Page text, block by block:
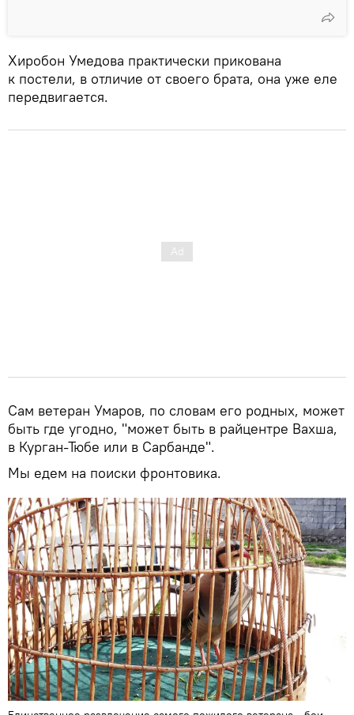
Хиробон Умедова практически прикована
к постели, в отличие от своего брата, она уже еле
передвигается.
Сам ветеран Умаров, по словам его родных, может
быть где угодно, "может быть в райцентре Вахша,
в Курган-Тюбе или в Сарбанде".
Мы едем на поиски фронтовика.